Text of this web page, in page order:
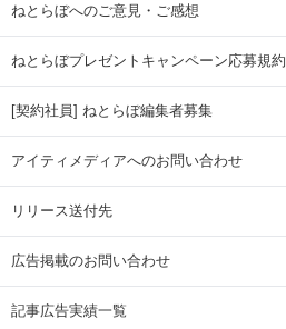
ねとらぼへのご意見・ご感想
ねとらぼプレゼントキャンペーン応募規約
[契約社員] ねとらぼ編集者募集
アイティメディアへのお問い合わせ
リリース送付先
広告掲載のお問い合わせ
記事広告実績一覧